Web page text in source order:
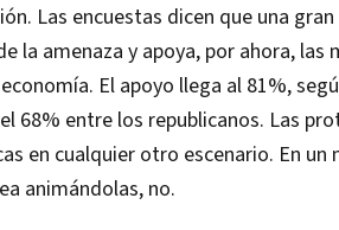
Las encuestas dicen que una
la amenaza y apoya, por ahora, las
El apoyo llega al 81%,
68% entre los republicanos. Las
en cualquier otro escenario. En un
animándolas, no.